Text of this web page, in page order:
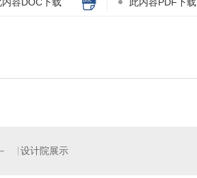
内容DOC下载 此内容PDF下载
设计院展示